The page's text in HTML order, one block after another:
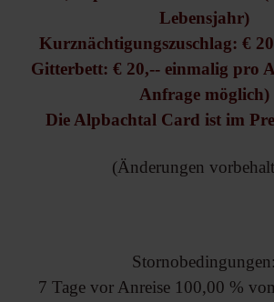
Lebensjahr)
Kurznächtigungszuschlag: €
Gitterbett: € 20,-- einmalig pro
Anfrage möglich)
Die Alpbachtal Card ist im
(Änderungen
Stornobedingungen:
7 Tage vor Anreise 100,00 %